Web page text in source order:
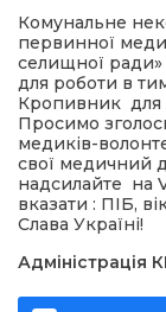
Комунальне
первинної
селищної
для роботи в
Кропивник для
Просимо
медиків-
свої медичний
надсилайте на
вказати : ПІБ,
Слава Україні!